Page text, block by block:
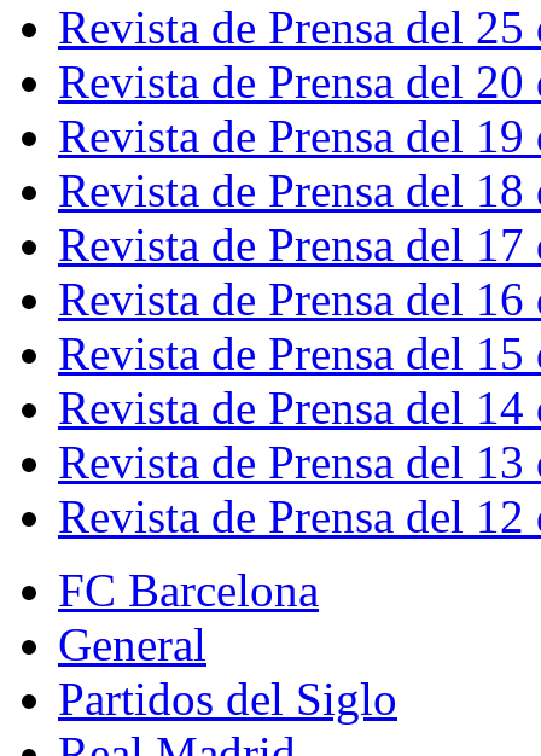
Revista de Prensa del
Revista de Prensa del
Revista de Prensa del
Revista de Prensa del
Revista de Prensa del
Revista de Prensa del
Revista de Prensa del
Revista de Prensa del
Revista de Prensa del
Revista de Prensa del
FC Barcelona
General
Partidos del Siglo